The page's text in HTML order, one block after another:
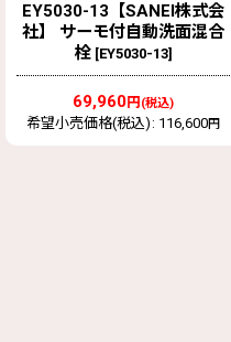
EY5030-13【SANEI株式会
社】 サーモ付自動洗面混合
栓 [EY5030-13]
69,960円 (税込)
希望小売価格(税込) : 116,600円